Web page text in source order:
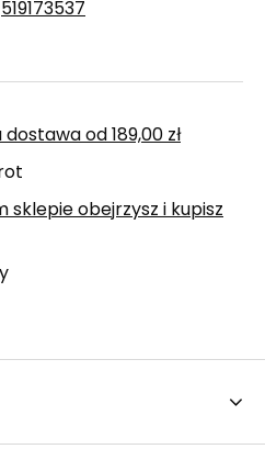
519173537
dostawa od 189,00 zł
sklepie obejrzysz i kupisz